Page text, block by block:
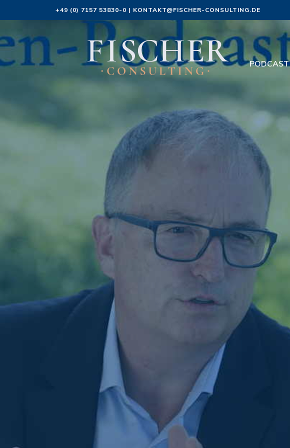
+49 (0) 7157 53830-0 | KONTAKT@FISCHER-CONSULTING.DE
PODCAST